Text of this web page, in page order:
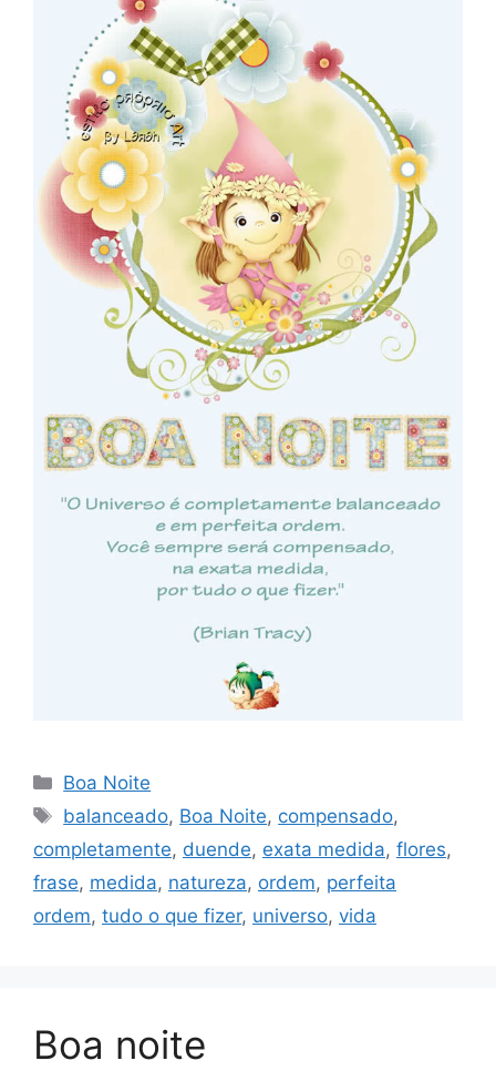
Categorias
Boa Noite
Tags
balanceado, Boa Noite, compensado,
completamente, duende, exata medida, flores,
frase, medida, natureza, ordem, perfeita
ordem, tudo o que fizer, universo, vida
Boa noite